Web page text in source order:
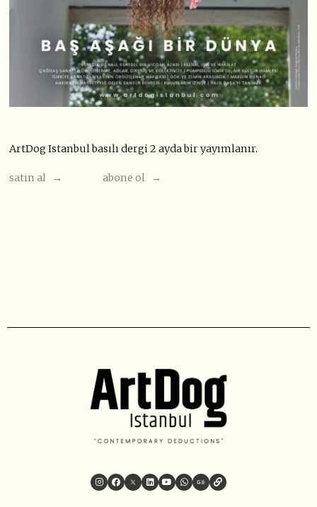
ArtDog Istanbul basılı dergi 2 ayda bir yayımlanır.
satın al → abone ol →